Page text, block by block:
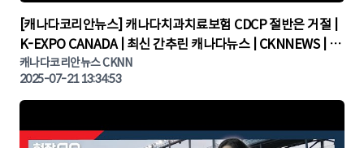
▶
[캐나다코리안뉴스] 캐나다치과치료보험 CDCP 절반은 거절 |
K-EXPO CANADA | 최신 간추린 캐나다뉴스 | CKNNEWS | 캐
나다뉴스 | 토론토뉴스
캐나다코리안뉴스 CKNN
2025-07-21 13:34:53